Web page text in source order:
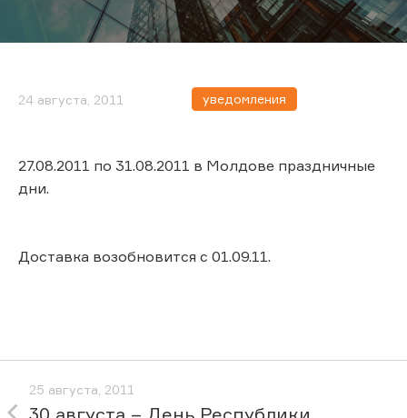
24 августа, 2011 уведомления
27.08.2011 по 31.08.2011 в Молдове праздничные
дни.
Доставка возобновится с 01.09.11.
25 августа, 2011